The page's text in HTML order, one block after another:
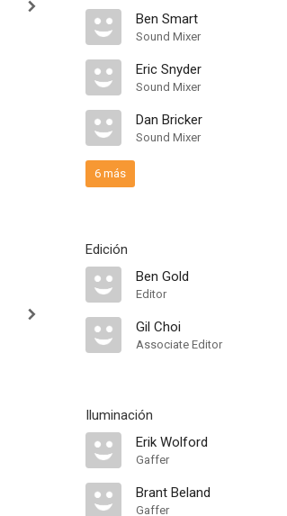
Ben Smart
Sound Mixer
Eric Snyder
Sound Mixer
Dan Bricker
Sound Mixer
6 más
Edición
Ben Gold
Editor
Gil Choi
Associate Editor
Iluminación
Erik Wolford
Gaffer
Brant Beland
Gaffer